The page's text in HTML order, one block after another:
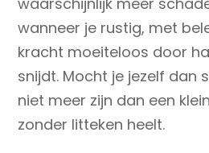
wanneer je rustig, met
kracht moeiteloos door
snijdt. Mocht je jezelf dan
niet meer zijn dan een
zonder litteken heelt.